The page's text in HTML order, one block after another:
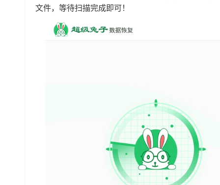
文件，等待扫描完成即可！